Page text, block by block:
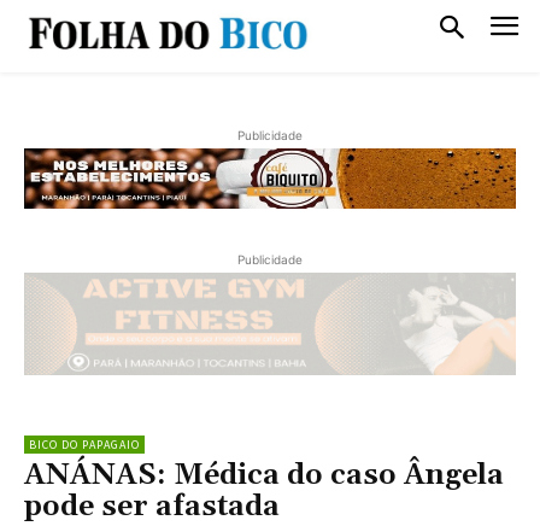
Publicidade
Publicidade
BICO DO PAPAGAIO
ANÁNAS: Médica do caso Ângela
pode ser afastada